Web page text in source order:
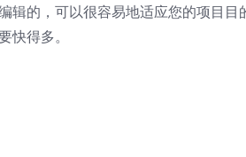
辑的，可以很容易地适应您的项目
快得多。